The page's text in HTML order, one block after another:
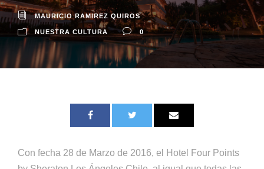
MAURICIO RAMIREZ QUIROS
NUESTRA CULTURA 0
Con fecha 28 de Marzo de 2016, el Hotel Four Points